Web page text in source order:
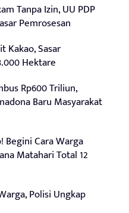
Tanpa Izin, UU PDP
Pemrosesan
Kakao, Sasar
Hektare
Rp600 Triliun,
Baru Masyarakat
Begini Cara Warga
Matahari Total 12
Polisi Ungkap